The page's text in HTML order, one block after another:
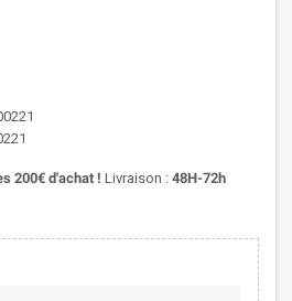
200€ d'achat ! Livraison : 48H-72h